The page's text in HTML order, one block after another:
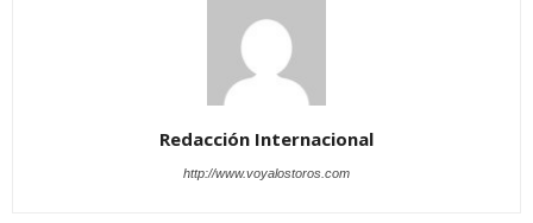
Redacción Internacional
http://www.voyalostoros.com